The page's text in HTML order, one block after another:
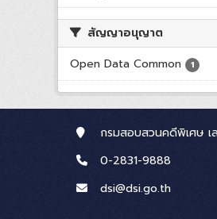
สัญญาอนุญาต
Open Data Common
1
กรมสอบสวนคดีพิเศษ เ
0-2831-9888
dsi@dsi.go.th